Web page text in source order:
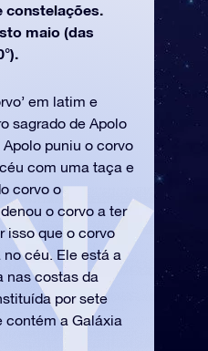
constelações.
maio (das
em latim e
sagrado de Apolo
puniu o corvo
com uma taça e
corvo o
o corvo a ter
isso que o corvo
céu. Ele está a
nas costas da
por sete
contém a Galáxia